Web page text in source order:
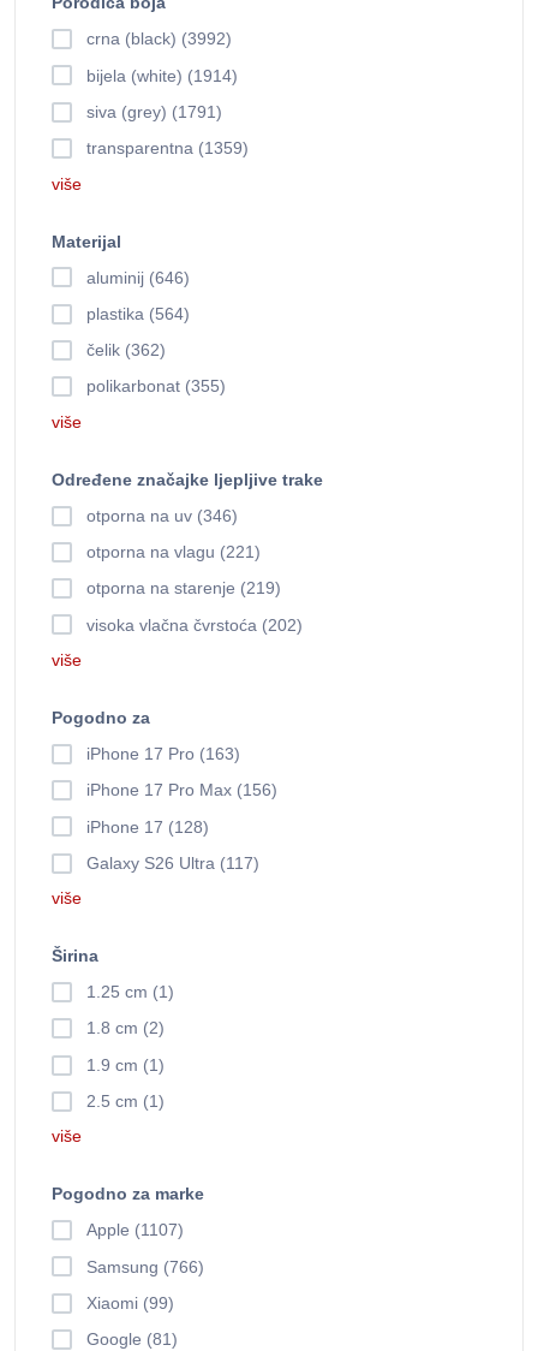
crna (black) (3992)
bijela (white) (1914)
siva (grey) (1791)
transparentna (1359)
više
Materijal
aluminij (646)
plastika (564)
čelik (362)
polikarbonat (355)
više
Određene značajke ljepljive trake
otporna na uv (346)
otporna na vlagu (221)
otporna na starenje (219)
visoka vlačna čvrstoća (202)
više
Pogodno za
iPhone 17 Pro (163)
iPhone 17 Pro Max (156)
iPhone 17 (128)
Galaxy S26 Ultra (117)
više
Širina
1.25 cm (1)
1.8 cm (2)
1.9 cm (1)
2.5 cm (1)
više
Pogodno za marke
Apple (1107)
Samsung (766)
Xiaomi (99)
Google (81)